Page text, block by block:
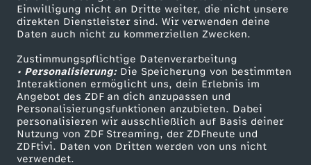
Einwilligung nicht an Dritte weiter, die nicht unsere
direkten Dienstleister sind. Wir verwenden deine
Daten auch nicht zu kommerziellen Zwecken.
Zustimmungspflichtige Datenverarbeitung
• Personalisierung:Die Speicherung von bestimmten
Interaktionen ermöglicht uns, dein Erlebnis im
Angebot des ZDF an dich anzupassen und
Personalisierungsfunktionen anzubieten. Dabei
personalisieren wir ausschließlich auf Basis deiner
Nutzung von ZDF Streaming, der ZDFheute und
ZDFtivi. Daten von Dritten werden von uns nicht
verwendet.
d
e
Smart TV
ZDFtext
Livestreams
Sendungen A-Z
TV-Programm
Kontakt zum ZDF
Tickets
Zuschauerservice
Hilfe